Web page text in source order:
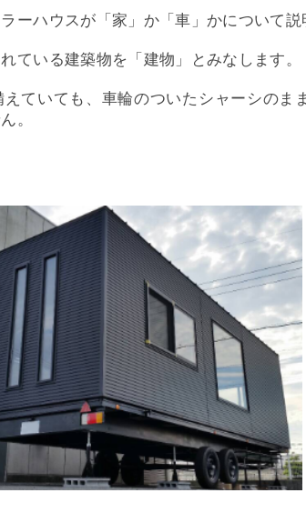
ーハウスが「家」か「車」かについて説
ている建築物を「建物」とみなします。
ていても、車輪のついたシャーシのま
。